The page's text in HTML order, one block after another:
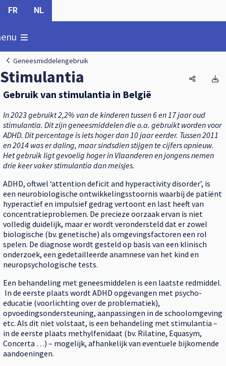
FR NL
Geneesmiddelengebruik
Stimulantia
Gebruik van stimulantia in België
In 2023 gebruikt 2,2% van de kinderen tussen 6 en 17 jaar oud
stimulantia. Dit zijn geneesmiddelen die o.a. gebruikt worden voor
ADHD. Dit percentage is iets hoger dan 10 jaar eerder. Tussen 2011
en 2014 was er daling, maar sindsdien stijgen te cijfers opnieuw.
Het gebruik ligt gevoelig hoger in Vlaanderen en jongens nemen
drie keer vaker stimulantia dan meisjes.
ADHD, oftwel ‘attention deficit and hyperactivity disorder’, is
een neurobiologische ontwikkelingsstoornis waarbij de patiënt
hyperactief en impulsief gedrag vertoont en last heeft van
concentratieproblemen. De precieze oorzaak ervan is niet
volledig duidelijk, maar er wordt verondersteld dat er zowel
biologische (bv. genetische) als omgevingsfactoren een rol
spelen. De diagnose wordt gesteld op basis van een klinisch
onderzoek, een gedetailleerde anamnese van het kind en
neuropsychologische tests.
Een behandeling met geneesmiddelen is een laatste redmiddel.
In de eerste plaats wordt ADHD opgevangen met psycho-
educatie (voorlichting over de problematiek),
opvoedingsondersteuning, aanpassingen in de schoolomgeving
etc. Als dit niet volstaat, is een behandeling met stimulantia –
in de eerste plaats methylfenidaat (bv. Rilatine, Equasym,
Concerta …) – mogelijk, afhankelijk van eventuele bijkomende
aandoeningen.